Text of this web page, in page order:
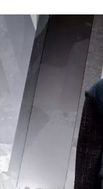
Přihlášením k
podmínkami
potvrzujete, že jste
ochrany soukromí
Vašimi údaji
vyhodnocení akce
Chcete navíc
informace od
zpracováním
soukromí